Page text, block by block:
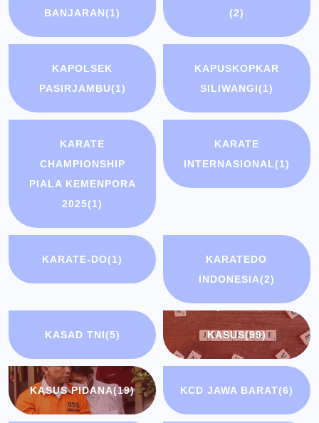
BANJARAN(1)
(2)
KAPOLSEK
PASIRJAMBU(1)
KAPUSKOPKAR
SILIWANGI(1)
KARATE
CHAMPIONSHIP
PIALA KEMENPORA
2025(1)
KARATE
INTERNASIONAL(1)
KARATE-DO(1)
KARATEDO
INDONESIA(2)
KASAD TNI(5) KASUS(99)
KASUS PIDANA(19) KCD JAWA BARAT(6)